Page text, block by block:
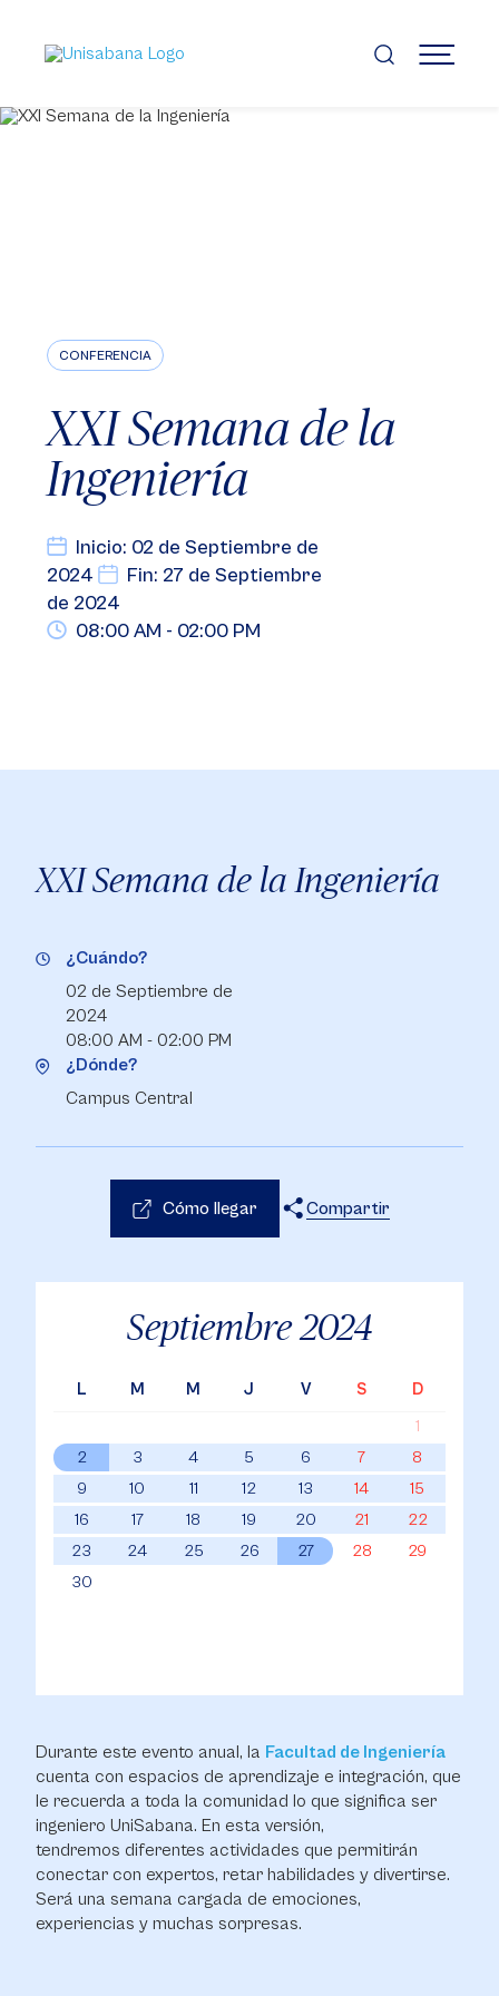
contenido
principal
MENÚ
CONFERENCIA
XXI Semana de la
Ingeniería
Inicio: 02 de Septiembre de
2024
Fin: 27 de Septiembre
de 2024
08:00 AM - 02:00 PM
Durante este evento anual, la Facultad de Ingeniería
cuenta con espacios de aprendizaje e integración, que
le recuerda a toda la comunidad lo que significa ser
ingeniero UniSabana. En esta versión,
tendremos diferentes actividades que permitirán
conectar con expertos, retar habilidades y divertirse.
Será una semana cargada de emociones,
experiencias y muchas sorpresas.
XXI Semana de la Ingeniería
Septiembre 2024
L M M J V S
D
1
2
3 4 5 6 7
8
9
10 11 12 13 14
15
16
17 18 19 20 21
22
23
24 25 26 27 28
29
30
¿Cuándo?
02 de Septiembre de
2024
08:00 AM - 02:00 PM
¿Dónde?
Campus Central
Cómo llegar
Compartir